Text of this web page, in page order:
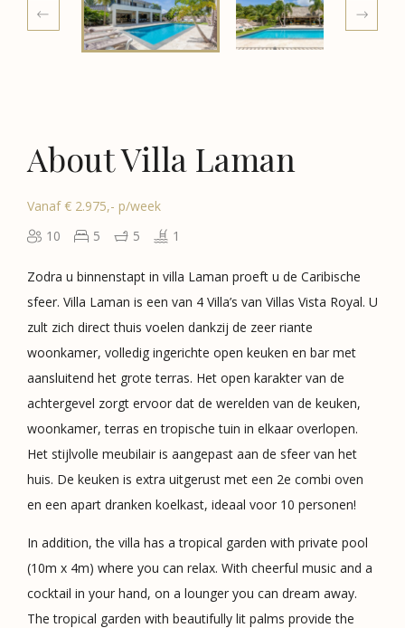
About Villa Laman
Vanaf € 2.975,- p/week
10
5 5 1
Zodra u binnenstapt in villa Laman proeft u de Caribische
sfeer. Villa Laman is een van 4 Villa’s van Villas Vista Royal. U
zult zich direct thuis voelen dankzij de zeer riante
woonkamer, volledig ingerichte open keuken en bar met
aansluitend het grote terras. Het open karakter van de
achtergevel zorgt ervoor dat de werelden van de keuken,
woonkamer, terras en tropische tuin in elkaar overlopen.
Het stijlvolle meubilair is aangepast aan de sfeer van het
huis. De keuken is extra uitgerust met een 2e combi oven
en een apart dranken koelkast, ideaal voor 10 personen!
In addition, the villa has a tropical garden with private pool
(10m x 4m) where you can relax. With cheerful music and a
cocktail in your hand, on a lounger you can dream away.
The tropical garden with beautifully lit palms provide the